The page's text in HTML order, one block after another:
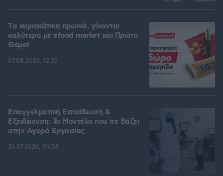
Tα κυριακάτικα πρωινά, γίνονται
καλύτερα με efood market και Πρώτο
Θέμα!
07.08.2026, 12:25
Επαγγελματική Εκπαίδευση &
Εξειδίκευση: Το Mοντέλο που σε Bάζει
στην Aγορά Eργασίας
26.07.2026, 09:54